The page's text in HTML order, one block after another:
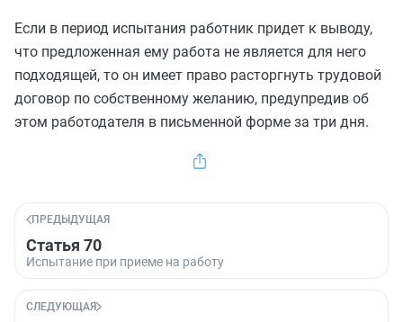
Если в период испытания работник придет к выводу,
что предложенная ему работа не является для него
подходящей, то он имеет право расторгнуть трудовой
договор по собственному желанию, предупредив об
этом работодателя в письменной форме за три дня.
ПРЕДЫДУЩАЯ
Статья 70
Испытание при приеме на работу
СЛЕДУЮЩАЯ